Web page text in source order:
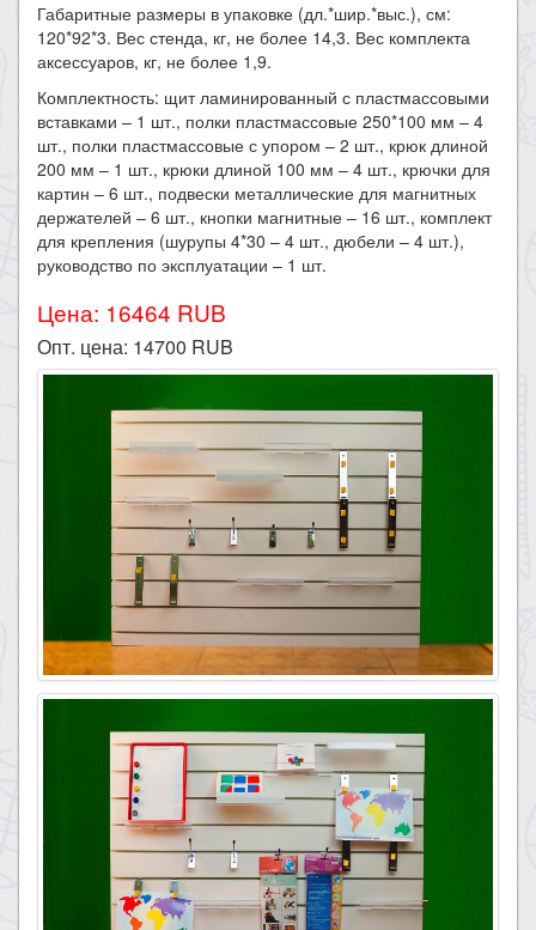
Габаритные размеры в упаковке (дл.*шир.*выс.), см:
120*92*3. Вес стенда, кг, не более 14,3. Вес комплекта
аксессуаров, кг, не более 1,9.
Комплектность: щит ламинированный с пластмассовыми
вставками – 1 шт., полки пластмассовые 250*100 мм – 4
шт., полки пластмассовые с упором – 2 шт., крюк длиной
200 мм – 1 шт., крюки длиной 100 мм – 4 шт., крючки для
картин – 6 шт., подвески металлические для магнитных
держателей – 6 шт., кнопки магнитные – 16 шт., комплект
для крепления (шурупы 4*30 – 4 шт., дюбели – 4 шт.),
руководство по эксплуатации – 1 шт.​
Цена: 16464 RUB
Опт. цена: 14700 RUB